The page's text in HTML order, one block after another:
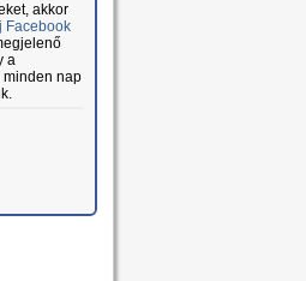
akkor
Facebook
a
nap